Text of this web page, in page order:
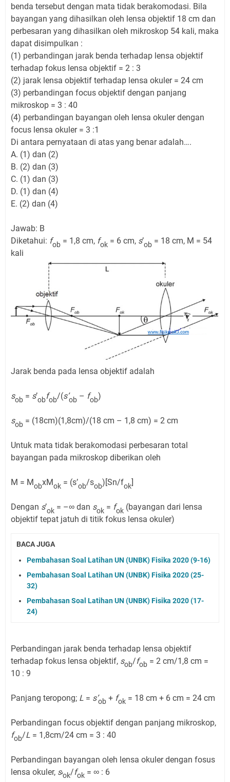
benda tersebut dengan mata tidak berakomodasi. Bila
bayangan yang dihasilkan oleh lensa objektif 18 cm dan
perbesaran yang dihasilkan oleh mikroskop 54 kali, maka
dapat disimpulkan :
(1) perbandingan jarak benda terhadap lensa objektif
terhadap fokus lensa objektif = 2 : 3
(2) jarak lensa objektif terhadap lensa okuler = 24 cm
(3) perbandingan focus objektif dengan panjang
mikroskop = 3 : 40
(4) perbandingan bayangan oleh lensa okuler dengan
focus lensa okuler = 3 :1
Di antara pernyataan di atas yang benar adalah….
A. (1) dan (2)
B. (2) dan (3)
C. (1) dan (3)
D. (1) dan (4)
E. (2) dan (4)
Jawab: B
Diketahui: fob = 1,8 cm, fok = 6 cm, s’ob = 18 cm, M = 54
kali
Jarak benda pada lensa objektif adalah
sob = s’obfob/(s’ob – fob)
sob = (18cm)(1,8cm)/(18 cm – 1,8 cm) = 2 cm
Untuk mata tidak berakomodasi perbesaran total
bayangan pada mikroskop diberikan oleh
M = MobxMok = (s’ob/sob)[Sn/fok]
Dengan s’ok = –∞ dan sok = fok (bayangan dari lensa
objektif tepat jatuh di titik fokus lensa okuler)
BACA JUGA
Pembahasan Soal Latihan UN (UNBK) Fisika 2020 (9-16)
Pembahasan Soal Latihan UN (UNBK) Fisika 2020 (25-
32)
Pembahasan Soal Latihan UN (UNBK) Fisika 2020 (17-
24)
Perbandingan jarak benda terhadap lensa objektif
terhadap fokus lensa objektif, sob/fob = 2 cm/1,8 cm =
10 : 9
Panjang teropong; L = s’ob + fok = 18 cm + 6 cm = 24 cm
Perbandingan focus objektif dengan panjang mikroskop,
fob/L = 1,8cm/24 cm = 3 : 40
Perbandingan bayangan oleh lensa okuler dengan fosus
lensa okuler, s’ok/fok = ∞ : 6